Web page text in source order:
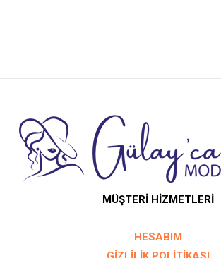
MÜŞTERİ HİZMETLERİ
HESABIM